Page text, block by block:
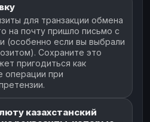
для транзакции обмена
на почту пришло письмо с
(особенно если вы выбрали
Сохраните это
пригодиться как
операции при
казахстанский